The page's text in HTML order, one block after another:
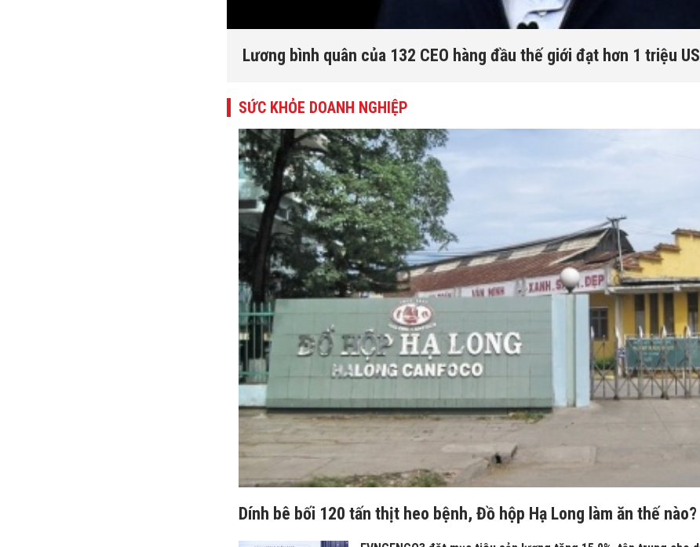
Lương bình quân của 132 CEO hàng đầu thế giới đạt hơn 1 triệu
SỨC KHỎE DOANH NGHIỆP
Dính bê bối 120 tấn thịt heo bệnh, Đồ hộp Hạ Long làm ăn thế nào?